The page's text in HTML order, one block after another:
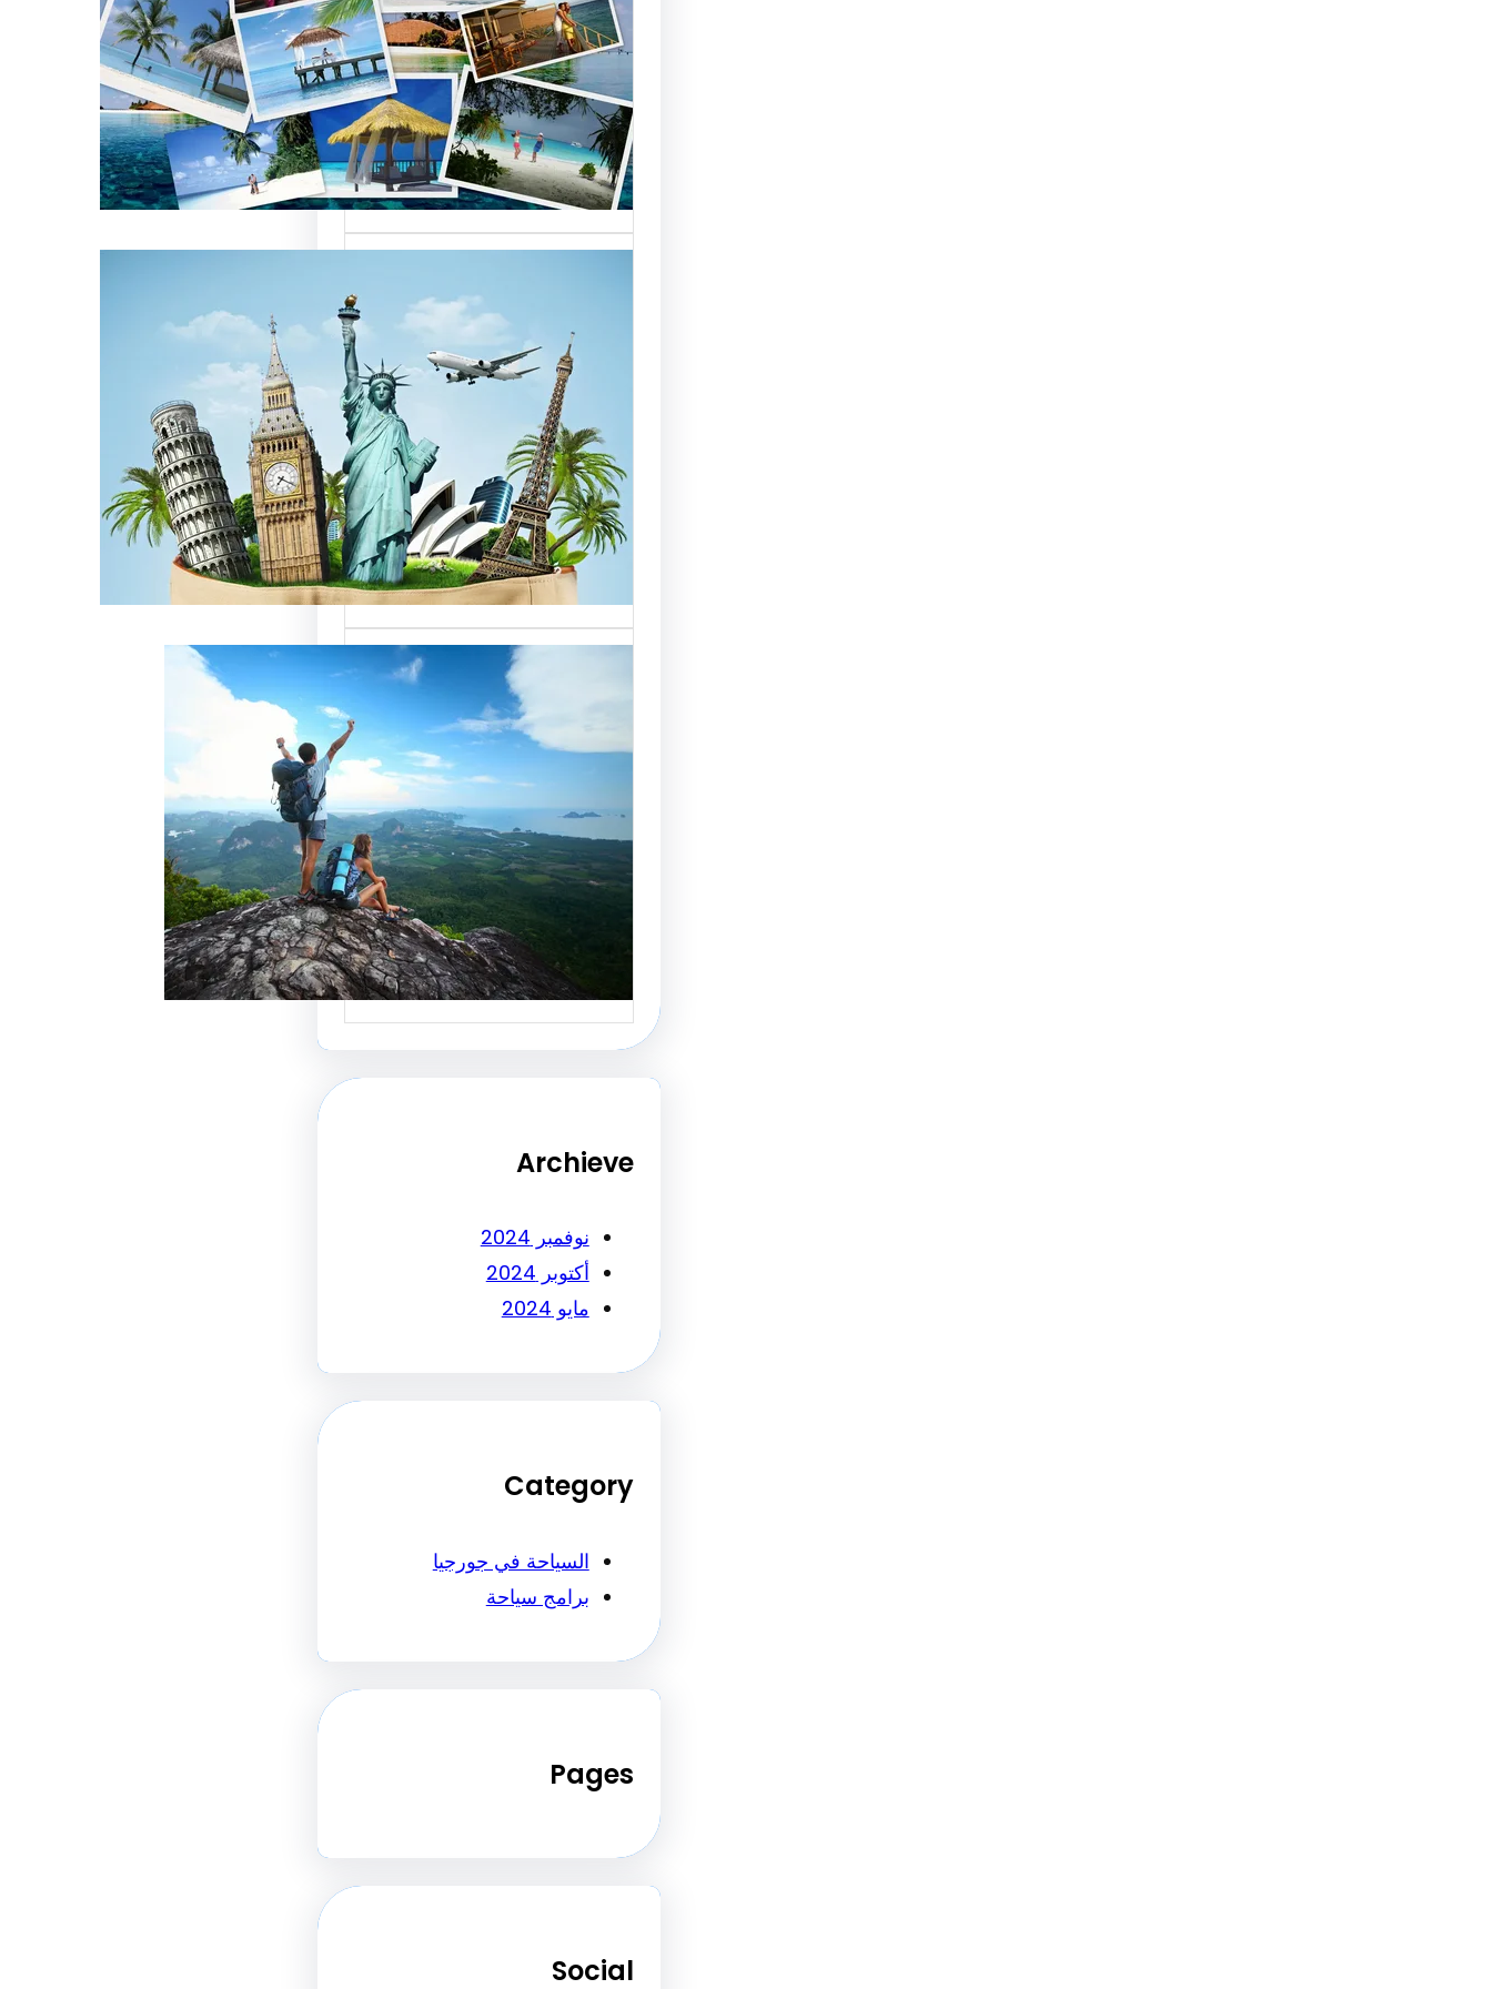
السياحة العالمية على
السوق
أسماء شركات السياحة
العالمية تعتبر من العناصر
الأساسية التي تؤثر…
تقدم شركات السياحة
بمصر خدمات متميزة
للسائحين الوافدين
شركات السياحة بمصر تقدم
خدمات متميزة للسائحين
الوافدين، حيث تعتبر…
تحسين خدمات رقم شركة
سياحة: أفضل الطرق
لجذب الزبائن وتحقيق
النجاح
رقم شركة سياحة هو عامل
أساسي لجذب الزبائن وتحقيق
النجاح…
Archieve
نوفمبر 2024
أكتوبر 2024
مايو 2024
Category
السياحة في جورجيا
برامج سياحة
Pages
Social